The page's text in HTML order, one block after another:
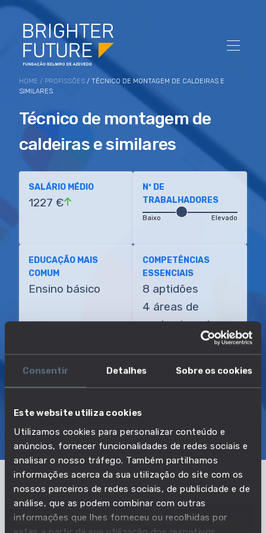
Consentir Detalhes Sobre os cookies
Este website utiliza cookies
Utilizamos cookies para personalizar conteúdo e
anúncios, fornecer funcionalidades de redes sociais e
analisar o nosso tráfego. Também partilhamos
informações acerca da sua utilização do site com os
nossos parceiros de redes sociais, de publicidade e de
análise, que as podem combinar com outras
informações que lhes forneceu ou recolhidas por
HOME / PROFISSÕES / TÉCNICO DE MONTAGEM DE CALDEIRAS E
SIMILARES
Técnico de montagem de
caldeiras e similares
SALÁRIO MÉDIO
1227 €
Nº DE
TRABALHADORES
Baixo Elevado
EDUCAÇÃO MAIS
COMUM
Ensino básico
COMPETÊNCIAS
ESSENCIAIS
8 aptidões
4 áreas de
conhecimento
Lubrificador industrial
EDUCAÇÃO E COMPETÊNCIASTRANSIÇÕES
Pertencente à profissão:
Trabalhadores de chapas metálicas,